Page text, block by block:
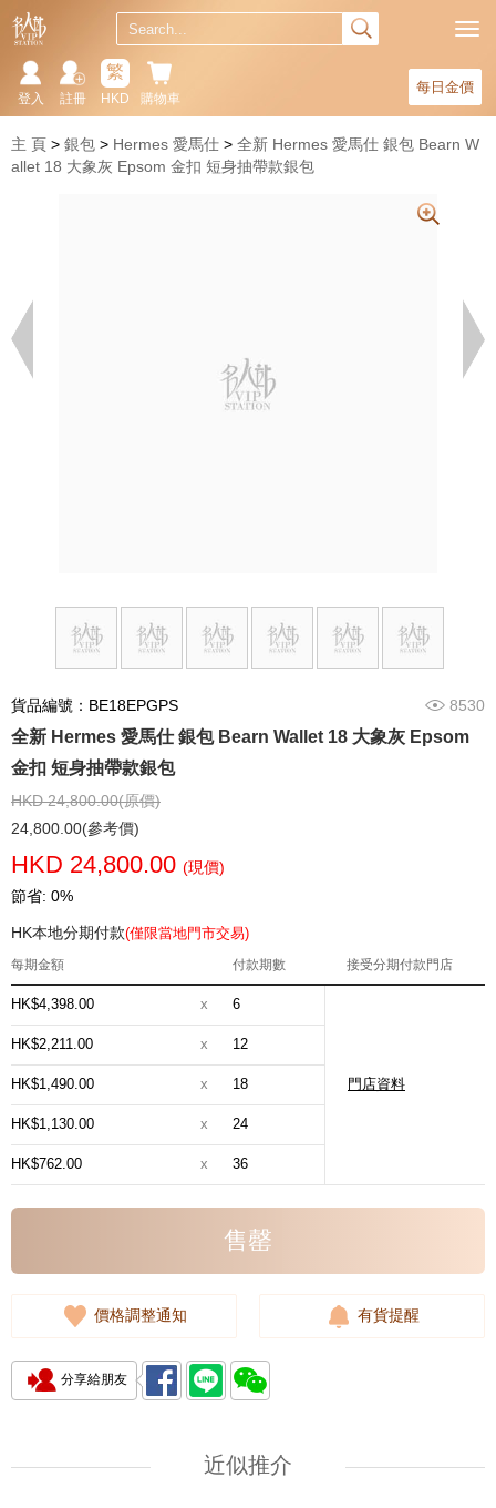
每日金價
購物車
繁
HKD
註冊
登入
主 頁 銀包 Hermes 愛馬仕
全新 Hermes 愛馬仕 銀包 Bearn W
allet 18 大象灰 Epsom 金扣 短身抽帶款銀包
貨品編號：BE18EPGPS 8530
全新 Hermes 愛馬仕 銀包 Bearn Wallet 18 大象灰 Epsom
金扣 短身抽帶款銀包
HKD 24,800.00(原價)
24,800.00(參考價)
HKD 24,800.00 (現價)
節省: 0%
HK本地分期付款(僅限當地門市交易)
每期金額 付款期數 接受分期付款門店
HK$4,398.00 x 6
門店資料
HK$2,211.00 x 12
HK$1,490.00 x 18
HK$1,130.00 x 24
HK$762.00 x 36
售罄
價格調整通知 有貨提醒
分享給朋友
近似推介